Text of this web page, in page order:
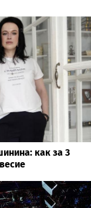
как за 3